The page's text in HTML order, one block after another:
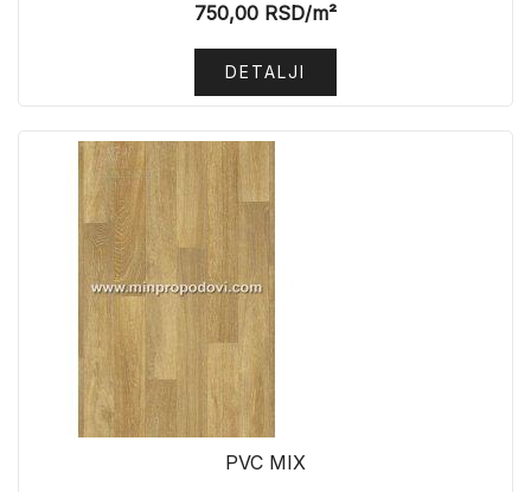
750,00 RSD/m²
DETALJI
PVC MIX